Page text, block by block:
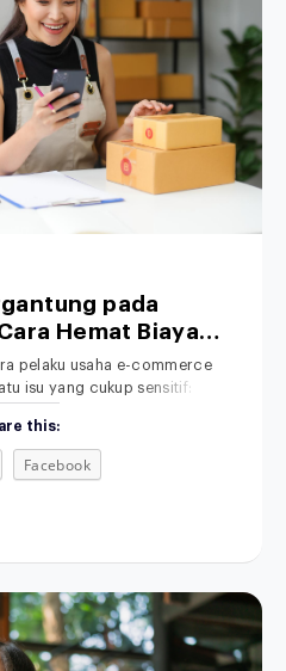
pada
Hemat Biaya
Retail Anda
pelaku usaha e-commerce
isu yang cukup sensitif:
memicu kekhawatiran serius.
ketatnya persaingan pasar,
dihitung matang-matang
this:
Facebook